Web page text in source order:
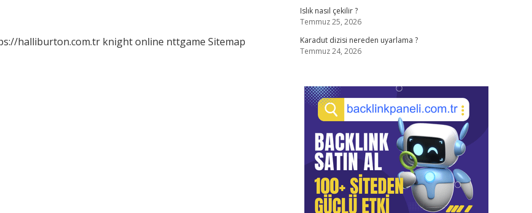
halliburton.com.tr knight online nttgame Sitemap
Islık nasıl çekilir ?
Temmuz 25, 2026
Karadut dizisi nereden uyarlama ?
Temmuz 24, 2026